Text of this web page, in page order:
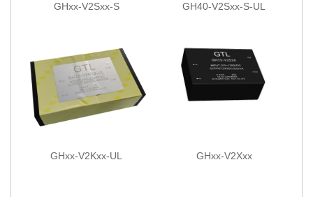
GHxx-V2Sxx-S GH40-V2Sxx-S-UL
GHxx-V2Kxx-UL GHxx-V2Xxx